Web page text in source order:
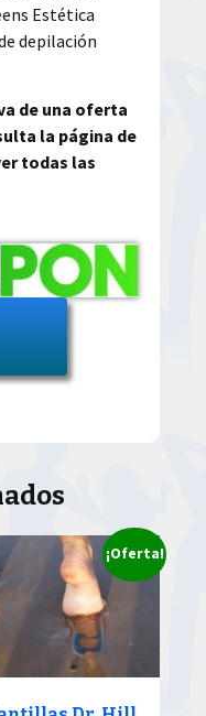
Estética
depilación
de una oferta
la página de
todas las
¡Oferta!